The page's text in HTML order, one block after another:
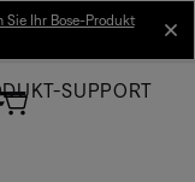
Ihr Bose-Produkt
SUPPORT